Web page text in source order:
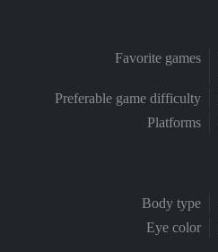
Favorite games
Preferable game difficulty
Platforms
Body type
Eye color